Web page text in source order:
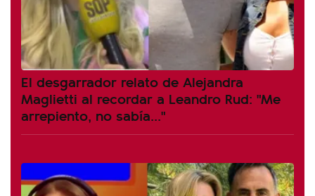
El desgarrador relato de Alejandra
Maglietti al recordar a Leandro Rud: "Me
arrepiento, no sabía..."